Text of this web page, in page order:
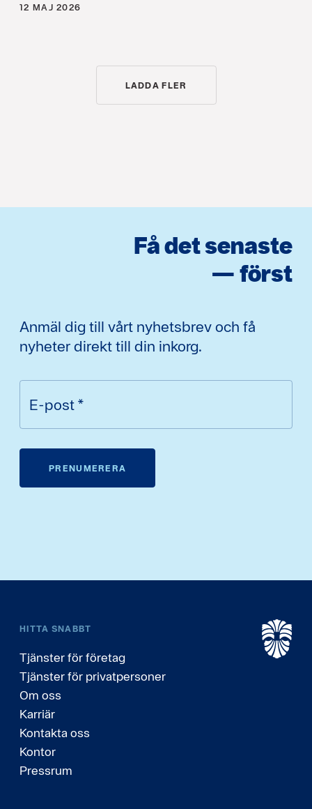
12 MAJ 2026
LADDA FLER
Få det senaste
— först
Anmäl dig till vårt nyhetsbrev och få
nyheter direkt till din inkorg.
E-post*
PRENUMERERA
HITTA SNABBT
Tjänster för företag
Tjänster för privatpersoner
Om oss
Karriär
Kontakta oss
Kontor
Pressrum